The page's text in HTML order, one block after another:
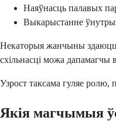
Наяўнасць палавых
Выкарыстанне
Некаторыя жанчыны здаюцца
схільнасці можа дапамагчы
Узрост таксама гуляе
Якія магчымыя